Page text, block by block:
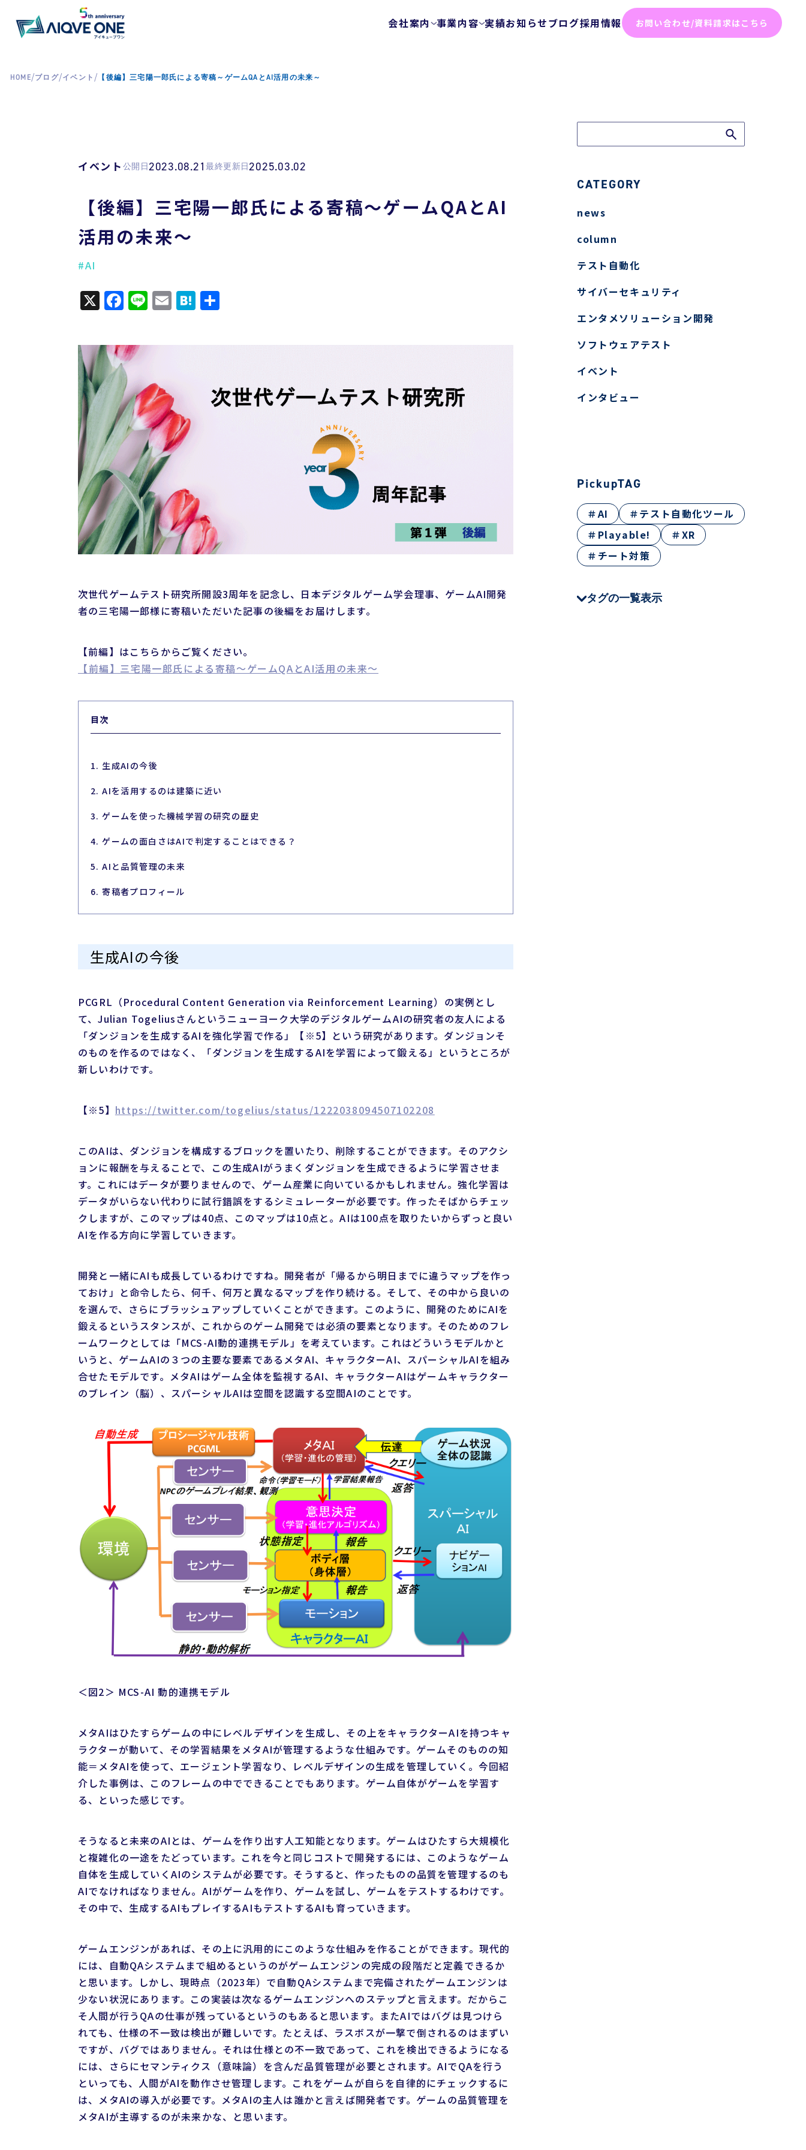
会社案内 事業内容
ウェブ脆弱性診断
モバイルアプリ向けセキュリティサービス
不正ゲームプレイヤー検知報告サービス
実績お知らせブログ採用情報 お問い合わせ/資料請求はこちら
HOME/ブログ/イベント / 【後編】三宅陽一郎氏による寄稿～ゲームQAとAI活用の未来～
イベント 公開日2023.08.21最終更新日2025.03.02
【後編】三宅陽一郎氏による寄稿～ゲームQAとAI
活用の未来～
#AI
X Facebook
LineEmailHatena
次世代ゲームテスト研究所開設3周年を記念し、日本デジタルゲーム学会理事、ゲームAI開発
者の三宅陽一郎様に寄稿いただいた記事の後編をお届けします。
【前編】はこちらからご覧ください。
【前編】三宅陽一郎氏による寄稿～ゲームQAとAI活用の未来～
目次
1. 生成AIの今後
2. AIを活用するのは建築に近い
3. ゲームを使った機械学習の研究の歴史
4. ゲームの面白さはAIで判定することはできる？
5. AIと品質管理の未来
6. 寄稿者プロフィール
生成AIの今後
PCGRL（Procedural Content Generation via Reinforcement Learning）の実例とし
て、Julian Togeliusさんというニューヨーク大学のデジタルゲームAIの研究者の友人による
「ダンジョンを生成するAIを強化学習で作る」【※5】という研究があります。ダンジョンそ
のものを作るのではなく、「ダンジョンを生成するAIを学習によって鍛える」というところが
新しいわけです。
【※5】 https://twitter.com/togelius/status/1222038094507102208
このAIは、ダンジョンを構成するブロックを置いたり、削除することができます。そのアクシ
ョンに報酬を与えることで、この生成AIがうまくダンジョンを生成できるように学習させま
す。これにはデータが要りませんので、ゲーム産業に向いているかもしれません。強化学習は
データがいらない代わりに試行錯誤をするシミュレーターが必要です。作ったそばからチェッ
クしますが、このマップは40点、このマップは10点と。AIは100点を取りたいからずっと良い
AIを作る方向に学習していきます。
開発と一緒にAIも成長しているわけですね。開発者が「帰るから明日までに違うマップを作っ
ておけ」と命令したら、何千、何万と異なるマップを作り続ける。そして、その中から良いの
を選んで、さらにブラッシュアップしていくことができます。このように、開発のためにAIを
鍛えるというスタンスが、これからのゲーム開発では必須の要素となります。そのためのフレ
ームワークとしては「MCS-AI動的連携モデル」を考えています。これはどういうモデルかと
いうと、ゲームAIの３つの主要な要素であるメタAI、キャラクターAI、スパーシャルAIを組み
合せたモデルです。メタAIはゲーム全体を監視するAI、キャラクターAIはゲームキャラクター
のブレイン（脳）、スパーシャルAIは空間を認識する空間AIのことです。
＜図2＞ MCS-AI 動的連携モデル
メタAIはひたすらゲームの中にレベルデザインを生成し、その上をキャラクターAIを持つキャ
ラクターが動いて、その学習結果をメタAIが管理するような仕組みです。ゲームそのものの知
能＝メタAIを使って、エージェント学習なり、レベルデザインの生成を管理していく。今回紹
介した事例は、このフレームの中でできることでもあります。ゲーム自体がゲームを学習す
る、といった感じです。
そうなると未来のAIとは、ゲームを作り出す人工知能となります。ゲームはひたすら大規模化
と複雑化の一途をたどっています。これを今と同じコストで開発するには、このようなゲーム
自体を生成していくAIのシステムが必要です。そうすると、作ったものの品質を管理するのも
AIでなければなりません。AIがゲームを作り、ゲームを試し、ゲームをテストするわけです。
その中で、生成するAIもプレイするAIもテストするAIも育っていきます。
ゲームエンジンがあれば、その上に汎用的にこのような仕組みを作ることができます。現代的
には、自動QAシステムまで組めるというのがゲームエンジンの完成の段階だと定義できるか
と思います。しかし、現時点（2023年）で自動QAシステムまで完備されたゲームエンジンは
少ない状況にあります。この実装は次なるゲームエンジンへのステップと言えます。だからこ
そ人間が行うQAの仕事が残っているというのもあると思います。またAIではバグは見つけら
れても、仕様の不一致は検出が難しいです。たとえば、ラスボスが一撃で倒されるのはまずい
ですが、バグではありません。それは仕様との不一致であって、これを検出できるようになる
には、さらにセマンティクス（意味論）を含んだ品質管理が必要とされます。AIでQAを行う
といっても、人間がAIを動作させ管理します。これをゲームが自らを自律的にチェックするに
は、メタAIの導入が必要です。メタAIの主人は誰かと言えば開発者です。ゲームの品質管理を
メタAIが主導するのが未来かな、と思います。
CATEGORY
news
column
テスト自動化
サイバーセキュリティ
エンタメソリューション開発
ソフトウェアテスト
イベント
インタビュー
PickupTAG
＃AI
＃テスト自動化ツール
＃Playable!
＃XR
＃チート対策
タグの一覧表示